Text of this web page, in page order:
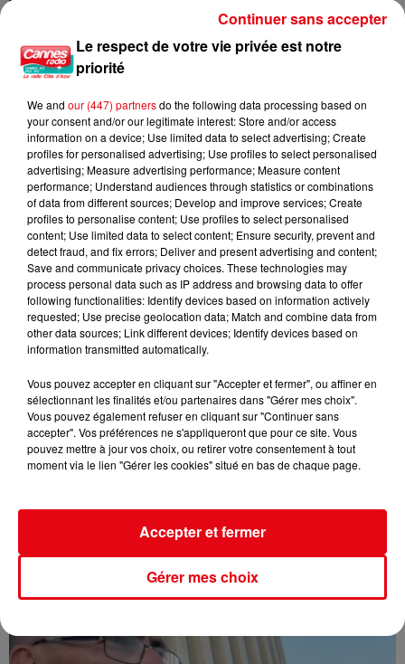
Affaire Jean Imbert : placé sous le statut de témoin assisté
Le respect de votre vie privée est notre
priorité
We and our (447) partnersdo the following data processing based on
your consent and/or our legitimate interest: Store and/or access
information on a device; Use limited data to select advertising; Create
profiles for personalised advertising; Use profiles to select personalised
advertising; Measure advertising performance; Measure content
performance; Understand audiences through statistics or combinations
of data from different sources; Develop and improve services; Create
profiles to personalise content; Use profiles to select personalised
content; Use limited data to select content; Ensure security, prevent and
detect fraud, and fix errors; Deliver and present advertising and content;
Save and communicate privacy choices. These technologies may
process personal data such as IP address and browsing data to offer
following functionalities: Identify devices based on information actively
requested; Use precise geolocation data; Match and combine data from
other data sources; Link different devices; Identify devices based on
information transmitted automatically.
Vous pouvez accepter en cliquant sur "Accepter et fermer", ou affiner en
sélectionnant les finalités et/ou partenaires dans "Gérer mes choix".
Vous pouvez également refuser en cliquant sur "Continuer sans
accepter". Vos préférences ne s'appliqueront que pour ce site. Vous
pouvez mettre à jour vos choix, ou retirer votre consentement à tout
moment via le lien "Gérer les cookies" situé en bas de chaque page.
Gérer mes choix
Accepter et fermer
Continuer sans accepter